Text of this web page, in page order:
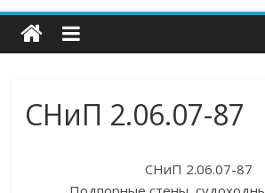
СНиП 2.06.07-87
СНиП 2.06.07-87